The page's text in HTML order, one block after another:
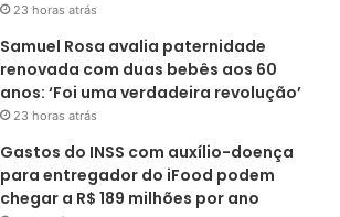
23 horas atrás
Samuel Rosa avalia paternidade
renovada com duas bebês aos 60
anos: ‘Foi uma verdadeira revolução’
23 horas atrás
Gastos do INSS com auxílio-doença
para entregador do iFood podem
chegar a R$ 189 milhões por ano